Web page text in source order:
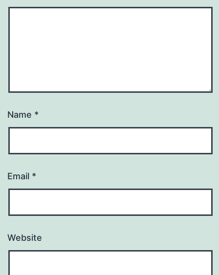
Name *
Email *
Website